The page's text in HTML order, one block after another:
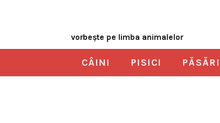
vorbeşte pe limba animalelor
CÂINI PISICI PĂSĂRI